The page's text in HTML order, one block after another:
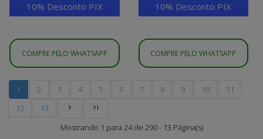
10% Desconto PIX
COMPRE PELO WHATSAPP
10% Desconto PIX
COMPRE PELO WHATSAPP
1 2 3 4 5 6 7 8 9 10
11
12
13
Mostrando 1 para 24 de 290 - 13 Página(s)